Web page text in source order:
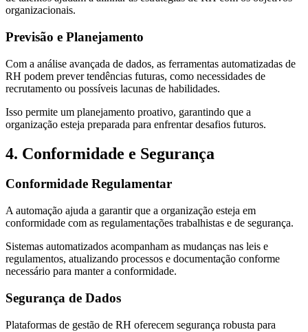
organizacionais.
Previsão e Planejamento
Com a análise avançada de dados, as ferramentas automatizadas de
RH podem prever tendências futuras, como necessidades de
recrutamento ou possíveis lacunas de habilidades.
Isso permite um planejamento proativo, garantindo que a
organização esteja preparada para enfrentar desafios futuros.
4. Conformidade e Segurança
Conformidade Regulamentar
A automação ajuda a garantir que a organização esteja em
conformidade com as regulamentações trabalhistas e de segurança.
Sistemas automatizados acompanham as mudanças nas leis e
regulamentos, atualizando processos e documentação conforme
necessário para manter a conformidade.
Segurança de Dados
Plataformas de gestão de RH oferecem segurança robusta para